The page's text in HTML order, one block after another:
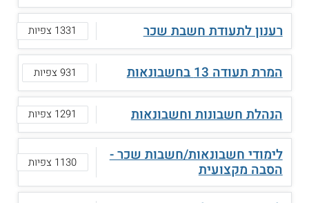
רענון לתעודת חשבת שכר 1331 צפיות
המרת תעודה 13 בחשבונאות 931 צפיות
הנהלת חשבונות וחשבונאות 1291 צפיות
לימודי חשבונאות/חשבות שכר -
הסבה מקצועית 1130 צפיות